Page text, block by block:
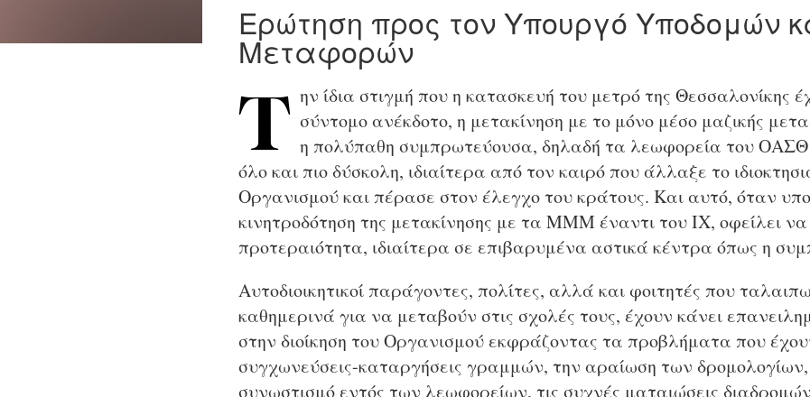
Ερώτηση προς τον Υπουργό Υποδομών
Μεταφορών
Τ ην ίδια στιγμή που η κατασκευή του μετρό της Θεσσαλονίκης
σύντομο ανέκδοτο, η μετακίνηση με το μόνο μέσο μαζικής
η πολύπαθη συμπρωτεύουσα, δηλαδή τα λεωφορεία του ΟΑΣΘ
όλο και πιο δύσκολη, ιδιαίτερα από τον καιρό που άλλαξε το
Οργανισμού και πέρασε στον έλεγχο του κράτους. Και αυτό, όταν
κινητροδότηση της μετακίνησης με τα ΜΜΜ έναντι του ΙΧ, οφείλει
προτεραιότητα, ιδιαίτερα σε επιβαρυμένα αστικά κέντρα όπως η
Αυτοδιοικητικοί παράγοντες, πολίτες, αλλά και φοιτητές που
καθημερινά για να μεταβούν στις σχολές τους, έχουν κάνει
στην διοίκηση του Οργανισμού εκφράζοντας τα προβλήματα που
συγχωνεύσεις-καταργήσεις γραμμών, την αραίωση των δρομολογίων,
συνωστισμό εντός των λεωφορείων, τις συχνές ματαιώσεις